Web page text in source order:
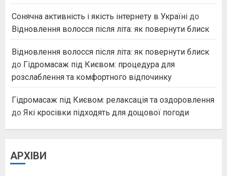
Сонячна активність і якість інтернету в Україні до
Відновлення волосся після літа: як повернути блиск
Відновлення волосся після літа: як повернути блиск
до Гідромасаж під Києвом: процедура для
розслаблення та комфортного відпочинку
Гідромасаж під Києвом: релаксація та оздоровлення
до Які кросівки підходять для дощової погоди
АРХІВИ